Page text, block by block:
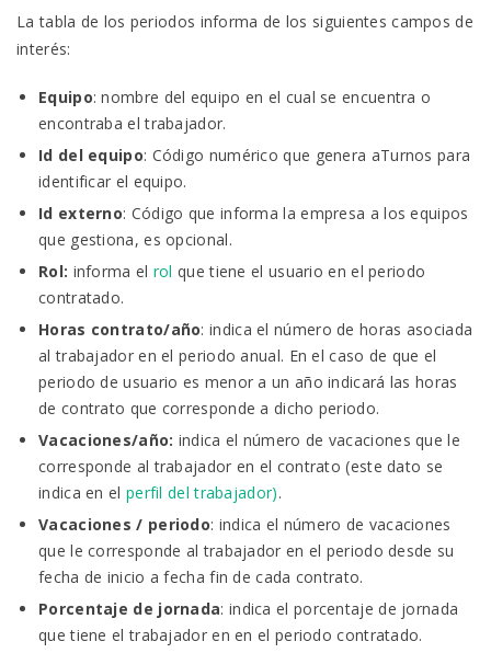
La tabla de los periodos informa de los siguientes campos de
interés:
Equipo: nombre del equipo en el cual se encuentra o
encontraba el trabajador.
Id del equipo: Código numérico que genera aTurnos para
identificar el equipo.
Id externo: Código que informa la empresa a los equipos
que gestiona, es opcional.
Rol: informa el rol que tiene el usuario en el periodo
contratado.
Horas contrato/año: indica el número de horas asociada
al trabajador en el periodo anual. En el caso de que el
periodo de usuario es menor a un año indicará las horas
de contrato que corresponde a dicho periodo.
Vacaciones/año: indica el número de vacaciones que le
corresponde al trabajador en el contrato (este dato se
indica en el perfil del trabajador).
Vacaciones / periodo: indica el número de vacaciones
que le corresponde al trabajador en el periodo desde su
fecha de inicio a fecha fin de cada contrato.
Porcentaje de jornada: indica el porcentaje de jornada
que tiene el trabajador en en el periodo contratado.